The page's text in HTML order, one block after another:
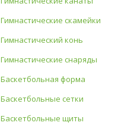
Гимнастические скамейки
Гимнастический конь
Гимнастические снаряды
Баскетбольная форма
Баскетбольные сетки
Баскетбольные щиты